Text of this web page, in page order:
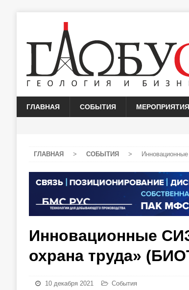
ГЛАВНАЯ СОБЫТИЯ
ГЛАВНАЯ > СОБЫТИЯ >
Инновационные
охрана труда»
10 декабря 2021 События